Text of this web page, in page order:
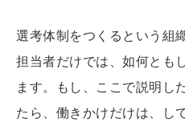
選考体制をつくるという組
担当者だけでは、如何とも
ます。もし、ここで説明し
たら、働きかけだけは、し